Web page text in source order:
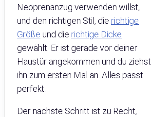
Neoprenanzug verwenden willst,
und den richtigen Stil, die richtige
Größe und die richtige Dicke
gewählt. Er ist gerade vor deiner
Haustür angekommen und du ziehst
ihn zum ersten Mal an. Alles passt
perfekt.
Der nächste Schritt ist zu Recht,